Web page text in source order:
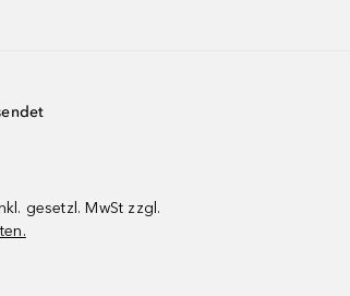
gesetzl. MwSt zzgl.